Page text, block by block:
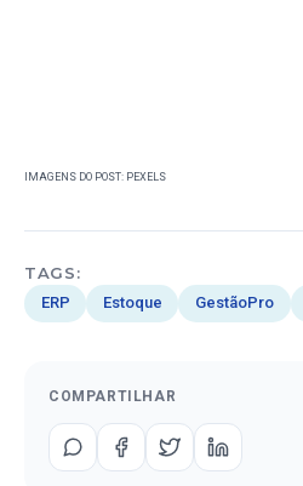
IMAGENS DO POST: PEXELS
TAGS:
ERP Estoque GestãoPro
COMPARTILHAR